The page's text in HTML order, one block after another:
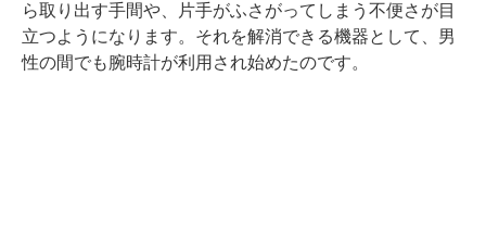
ら取り出す手間や、片手がふさがってしまう不便さが目
立つようになります。それを解消できる機器として、男
性の間でも腕時計が利用され始めたのです。